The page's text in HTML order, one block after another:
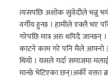
त्यसपछि अशोक सुवेदीले भन्नु
वर्गीय हुन्छ । हामीले एक्लै भए
गरेपछि मात्र अरु थपिदै
काटने काम गरे पनि मैले आफ्नो
थियो । यसले गर्दा समाजमा
मान्छे भेटिएका छन्।अर्की